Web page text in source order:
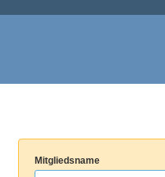
Mitgliedsname